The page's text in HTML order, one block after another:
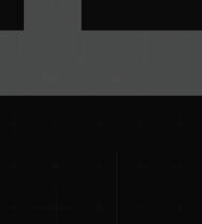
활성화되지 않은 경
또는 그 이하로 실행